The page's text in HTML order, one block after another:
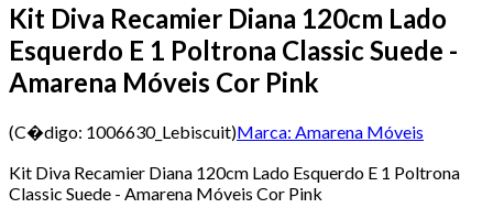
Kit Diva Recamier Diana 120cm Lado
Esquerdo E 1 Poltrona Classic Suede -
Amarena Móveis Cor Pink
(C�digo: 1006630_Lebiscuit)Marca: Amarena Móveis
Kit Diva Recamier Diana 120cm Lado Esquerdo E 1 Poltrona
Classic Suede - Amarena Móveis Cor Pink